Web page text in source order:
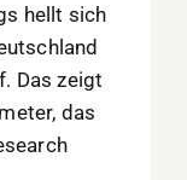
hellt sich
Das zeigt
das